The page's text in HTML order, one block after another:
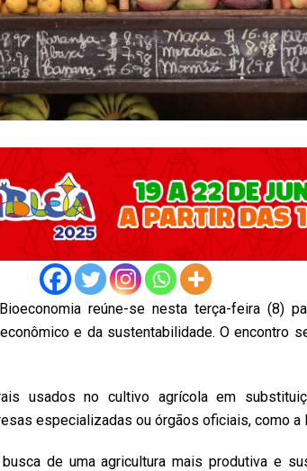
reúne-se nesta terça-feira (8)
e da sustentabilidade. O encontro
usados no cultivo agrícola em
especializadas ou órgãos oficiais, como a
de uma agricultura mais produtiva e